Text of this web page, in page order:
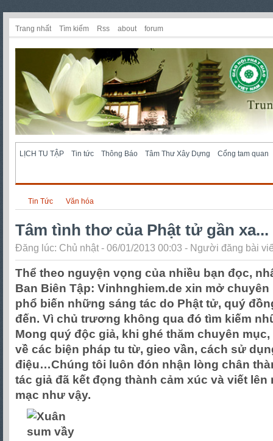
Trang nhất Tìm kiếm Rss about forum
LỊCH TU TẬP Tin tức Thông Báo Tâm Thư Xây Dựng Cổng tam quan
Tin Tức Văn hóa
Tâm tình thơ của Phật tử gần xa...
Đăng lúc: Chủ nhật - 06/01/2013 00:03 - Người đăng bài
Thể theo nguyện vọng của nhiều bạn đọc,
Ban Biên Tập: Vinhnghiem.de xin mở chuyên
phổ biến những sáng tác do Phật tử, quý
đến. Vì chủ trương không qua đó tìm kiếm
Mong quý độc giả, khi ghé thăm chuyên
về các biện pháp tu từ, gieo vần, cách sử
điệu…Chúng tôi luôn đón nhận lòng chân
tác giả đã kết đọng thành cảm xúc và viết
mạc như vậy.